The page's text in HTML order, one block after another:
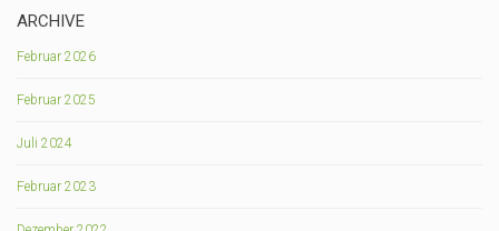
ARCHIVE
Februar 2026
Februar 2025
Juli 2024
Februar 2023